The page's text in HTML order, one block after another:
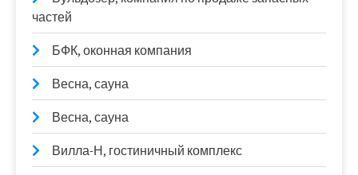
частей
БФК, оконная компания
Весна, сауна
Весна, сауна
Вилла-Н, гостиничный комплекс